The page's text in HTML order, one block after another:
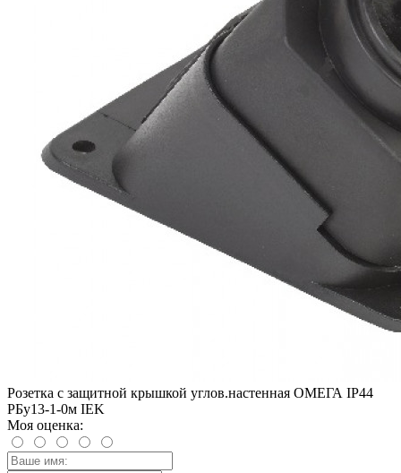
Розетка с защитной крышкой углов.настенная ОМЕГА IP44
РБу13-1-0м IEK
Моя оценка: